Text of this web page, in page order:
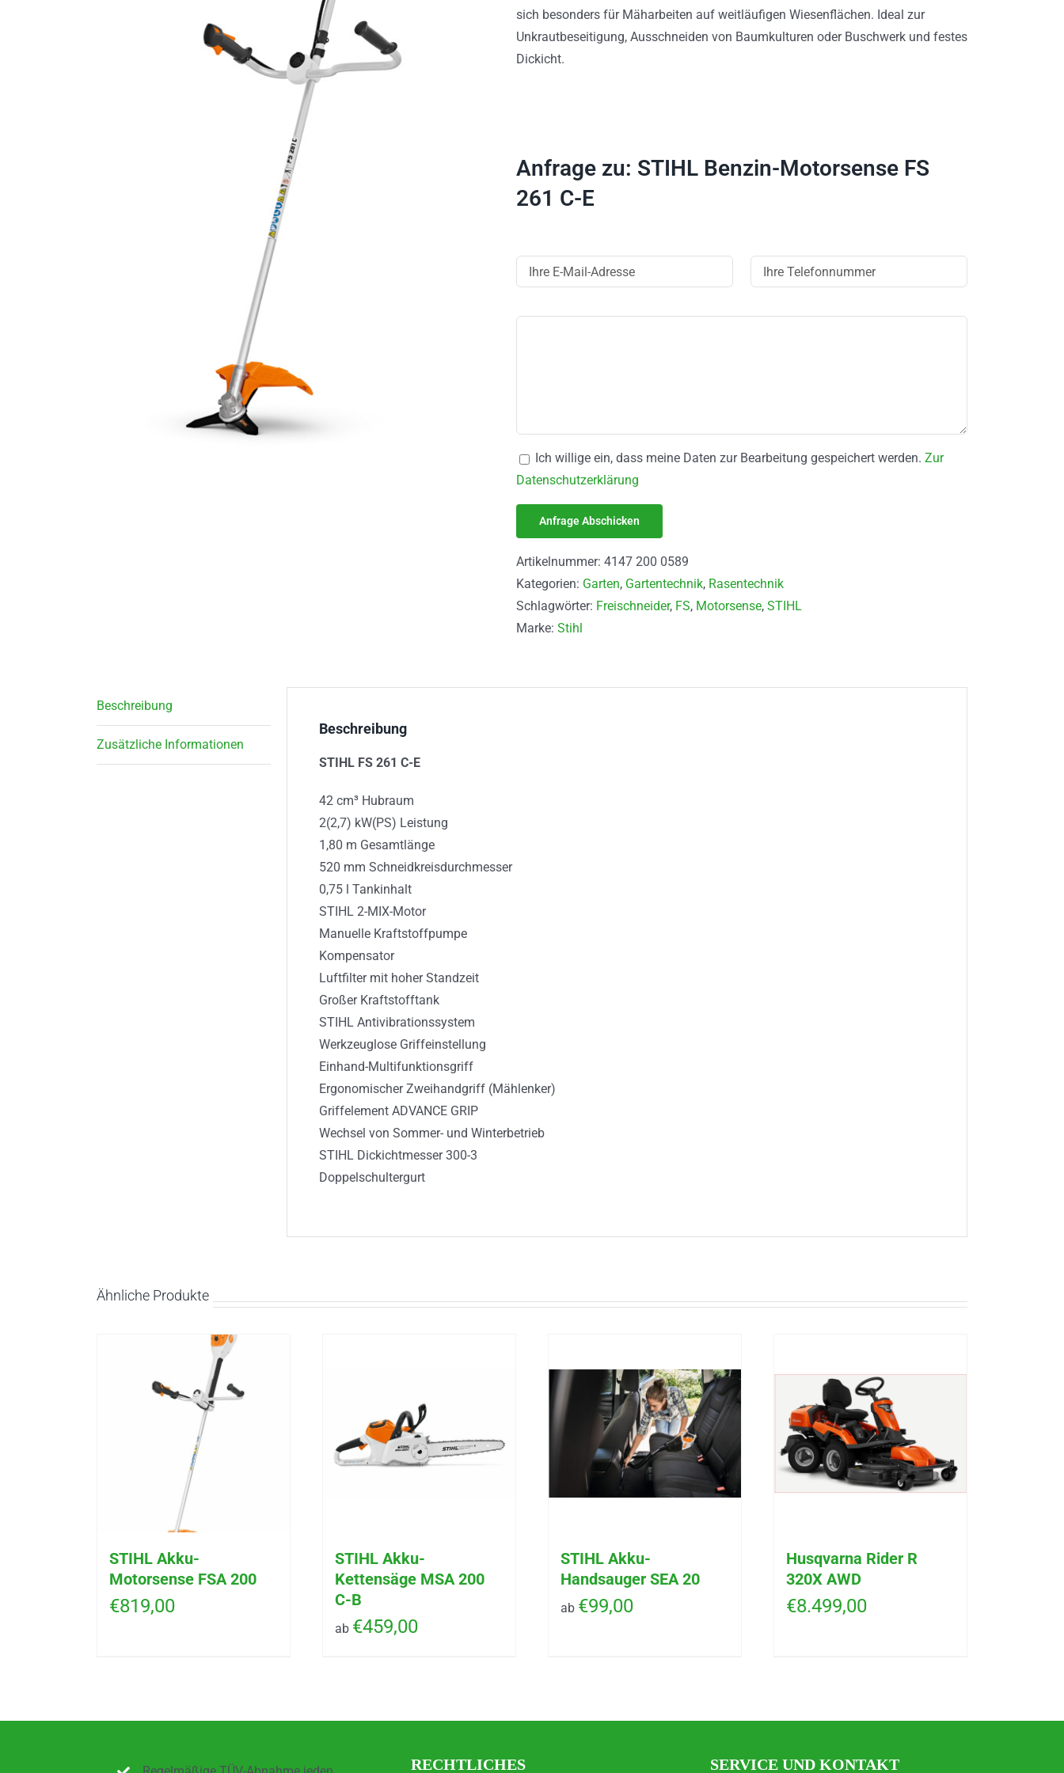
sich besonders für Mäharbeiten auf weitläufigen Wiesenflächen. Ideal zur
Unkrautbeseitigung, Ausschneiden von Baumkulturen oder Buschwerk und festes
Dickicht.
Anfrage zu: STIHL Benzin-Motorsense FS
261 C-E
Ich willige ein, dass meine Daten zur Bearbeitung gespeichert werden. Zur
Datenschutzerklärung
Artikelnummer: 4147 200 0589
Kategorien: Garten, Gartentechnik, Rasentechnik
Schlagwörter: Freischneider, FS, Motorsense, STIHL
Marke: Stihl
Beschreibung
Zusätzliche Informationen
Beschreibung
STIHL FS 261 C-E
42 cm³ Hubraum
2(2,7) kW(PS) Leistung
1,80 m Gesamtlänge
520 mm Schneidkreisdurchmesser
0,75 l Tankinhalt
STIHL 2-MIX-Motor
Manuelle Kraftstoffpumpe
Kompensator
Luftfilter mit hoher Standzeit
Großer Kraftstofftank
STIHL Antivibrationssystem
Werkzeuglose Griffeinstellung
Einhand-Multifunktionsgriff
Ergonomischer Zweihandgriff (Mählenker)
Griffelement ADVANCE GRIP
Wechsel von Sommer- und Winterbetrieb
STIHL Dickichtmesser 300-3
Doppelschultergurt
Ähnliche Produkte
STIHL Akku-
Motorsense FSA 200
€819,00
STIHL Akku-
Kettensäge MSA 200
C-B
ab €459,00
STIHL Akku-
Handsauger SEA 20
ab €99,00
Husqvarna Rider R
320X AWD
€8.499,00
RECHTLICHES SERVICE UND KONTAKT